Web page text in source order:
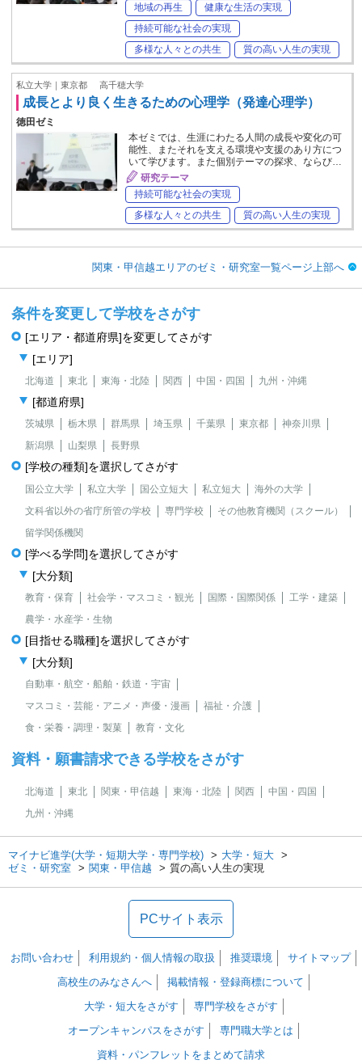
地域の再生
健康な生活の実現
持続可能な社会の実現
多様な人々との共生
質の高い人生の実現
私立大学｜東京都 高千穂大学
成長とより良く生きるための心理学（発達心理学）
徳田ゼミ
本ゼミでは、生涯にわたる人間の成長や変化の可
能性、またそれを支える環境や支援のあり方につ
いて学びます。また個別テーマの探求、ならび…
研究テーマ
持続可能な社会の実現
多様な人々との共生
質の高い人生の実現
関東・甲信越エリアのゼミ・研究室一覧ページ上部へ
条件を変更して学校をさがす
[エリア・都道府県]を変更してさがす
[エリア]
北海道 東北 東海・北陸 関西 中国・四国 九州・沖縄
[都道府県]
茨城県 栃木県 群馬県 埼玉県 千葉県 東京都
神奈川県
新潟県
山梨県 長野県
[学校の種類]を選択してさがす
国公立大学 私立大学 国公立短大 私立短大
海外の大学
文科省以外の省庁所管の学校
専門学校
その他教育機関（スクール）
留学関係機関
[学べる学問]を選択してさがす
[大分類]
教育・保育 社会学・マスコミ・観光 国際・国際関係
工学・建築
農学・水産学・生物
[目指せる職種]を選択してさがす
[大分類]
自動車・航空・船舶・鉄道・宇宙
マスコミ・芸能・アニメ・声優・漫画
福祉・介護
食・栄養・調理・製菓
教育・文化
資料・願書請求できる学校をさがす
北海道 東北 関東・甲信越 東海・北陸 関西
中国・四国
九州・沖縄
マイナビ進学(大学・短期大学・専門学校)
大学・短大
ゼミ・研究室
関東・甲信越 質の高い人生の実現
PCサイト表示
お問い合わせ 利用規約・個人情報の取扱 推奨環境
サイトマップ
高校生のみなさんへ
掲載情報・登録商標について
大学・短大をさがす
専門学校をさがす
オープンキャンパスをさがす
専門職大学とは
資料・パンフレットをまとめて請求